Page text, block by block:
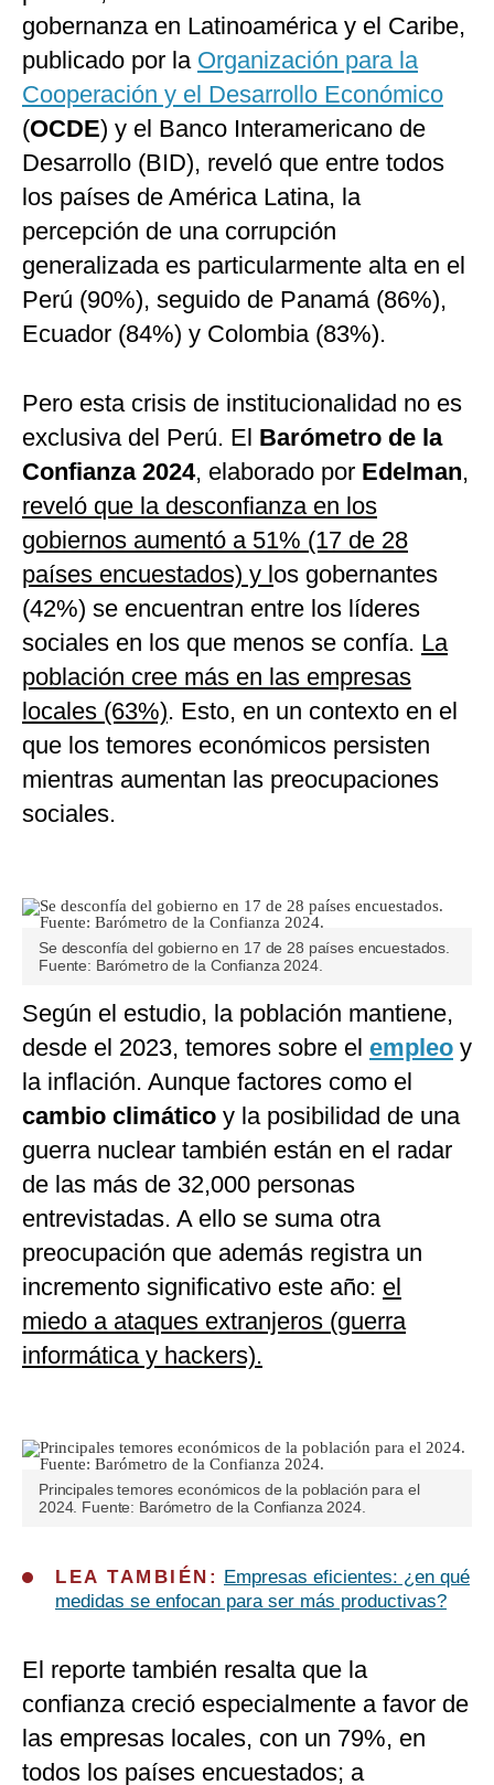
gobernanza en Latinoamérica y el Caribe,
publicado por la Organización para la
Cooperación y el Desarrollo Económico
(OCDE) y el Banco Interamericano de
Desarrollo (BID), reveló que entre todos
los países de América Latina, la
percepción de una corrupción
generalizada es particularmente alta en el
Perú (90%), seguido de Panamá (86%),
Ecuador (84%) y Colombia (83%).
Pero esta crisis de institucionalidad no es
exclusiva del Perú. El Barómetro de la
Confianza 2024, elaborado por Edelman,
reveló que la desconfianza en los
gobiernos aumentó a 51% (17 de 28
países encuestados) y los gobernantes
(42%) se encuentran entre los líderes
sociales en los que menos se confía. La
población cree más en las empresas
locales (63%). Esto, en un contexto en el
que los temores económicos persisten
mientras aumentan las preocupaciones
sociales.
Se desconfía del gobierno en 17 de 28 países encuestados.
Fuente: Barómetro de la Confianza 2024.
Según el estudio, la población mantiene,
desde el 2023, temores sobre el empleo y
la inflación. Aunque factores como el
cambio climático y la posibilidad de una
guerra nuclear también están en el radar
de las más de 32,000 personas
entrevistadas. A ello se suma otra
preocupación que además registra un
incremento significativo este año: el
miedo a ataques extranjeros (guerra
informática y hackers).
Principales temores económicos de la población para el
2024. Fuente: Barómetro de la Confianza 2024.
LEA TAMBIÉN:
Empresas eficientes: ¿en qué
medidas se enfocan para ser más productivas?
El reporte también resalta que la
confianza creció especialmente a favor de
las empresas locales, con un 79%, en
todos los países encuestados; a